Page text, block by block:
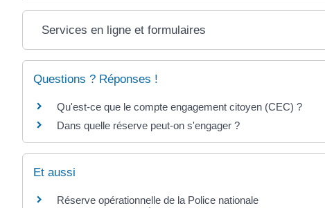
Services en ligne et formulaires
Questions ? Réponses !
Qu'est-ce que le compte engagement citoyen (CEC) ?
Dans quelle réserve peut-on s'engager ?
Et aussi
Réserve opérationnelle de la Police nationale